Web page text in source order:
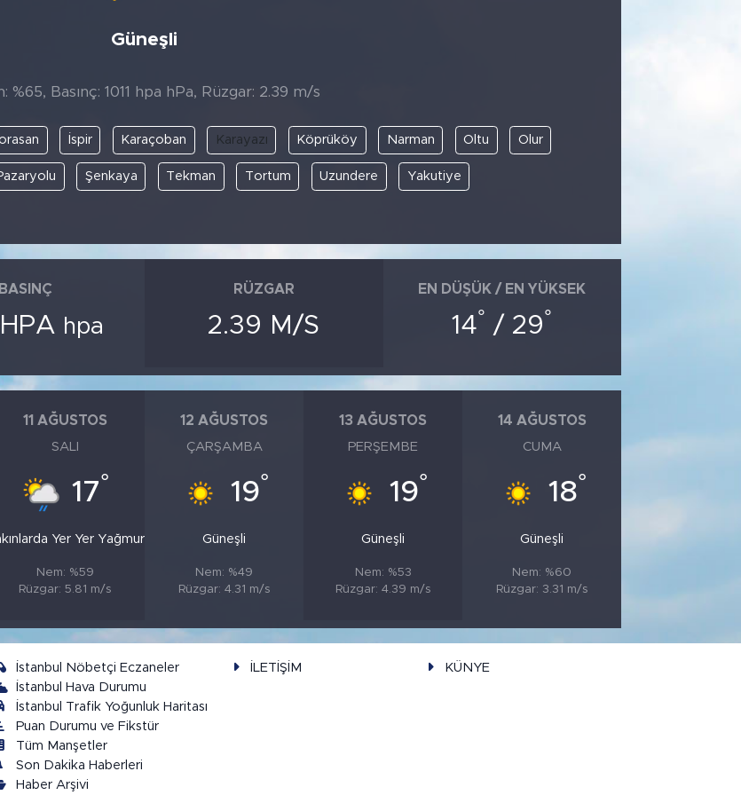
Güneşli
%65, Basınç: 1011 hpa hPa, Rüzgar: 2.39 m/s
İspir Karaçoban Karayazı Köprüköy Narman Oltu Olur
Şenkaya Tekman Tortum Uzundere Yakutiye
BASINÇ
HPA hpa
RÜZGAR
2.39 M/S
EN DÜŞÜK / EN YÜKSEK
14° / 29°
11 AĞUSTOS
SALI
17°
Yer Yer Yağmur
Nem: %59
Rüzgar: 5.81 m/s
12 AĞUSTOS
ÇARŞAMBA
19°
Güneşli
Nem: %49
Rüzgar: 4.31 m/s
13 AĞUSTOS
PERŞEMBE
19°
Güneşli
Nem: %53
Rüzgar: 4.39 m/s
14 AĞUSTOS
CUMA
18°
Güneşli
Nem: %60
Rüzgar: 3.31 m/s
İstanbul Nöbetçi Eczaneler
İstanbul Hava Durumu
İstanbul Trafik Yoğunluk Haritası
Puan Durumu ve Fikstür
Tüm Manşetler
Son Dakika Haberleri
Haber Arşivi
İLETİŞİM KÜNYE